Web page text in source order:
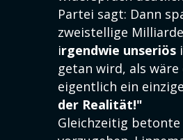
Partei sagt: Dann
zweistellige
irgendwie unseriös
getan wird, als
eigentlich ein
der Realität!"
Gleichzeitig betonte